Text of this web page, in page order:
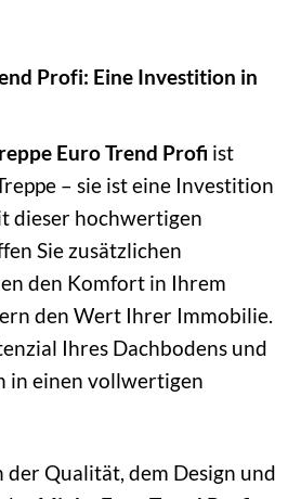
Profi: Eine Investition in
Euro Trend Profi ist
– sie ist eine Investition
dieser hochwertigen
Sie zusätzlichen
den Komfort in Ihrem
den Wert Ihrer Immobilie.
Ihres Dachbodens und
in einen vollwertigen
der Qualität, dem Design und